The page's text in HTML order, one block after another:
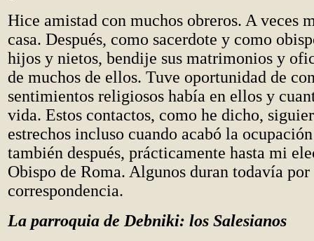
Hice amistad con muchos obreros. A veces
casa. Después, como sacerdote y como
hijos y nietos, bendije sus matrimonios y
de muchos de ellos. Tuve oportunidad de
sentimientos religiosos había en ellos y
vida. Estos contactos, como he dicho,
estrechos incluso cuando acabó la
también después, prácticamente hasta mi
Obispo de Roma. Algunos duran todavía
correspondencia.
La parroquia de Debniki: los Salesianos